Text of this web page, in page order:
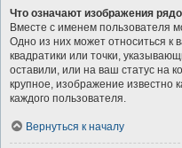
Что означают изображения
Вместе с именем пользователя
Одно из них может относиться к
квадратики или точки,
оставили, или на ваш статус на
крупное, изображение известно
каждого пользователя.
Вернуться к началу